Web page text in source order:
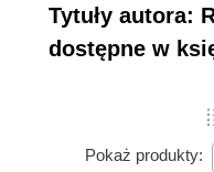
Tytuły autora:
dostępne w
Pokaż produkty: